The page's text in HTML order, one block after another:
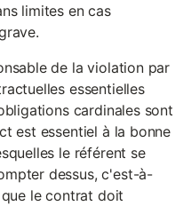
limites en cas
de la violation par
essentielles
cardinales sont
est essentiel à la bonne
le référent se
dessus, c'est-à-
le contrat doit